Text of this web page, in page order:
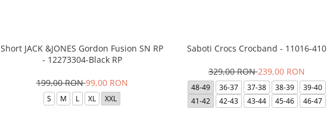
Short JACK &JONES Gordon Fusion SN RP
- 12273304-Black RP
199,00 RON99,00 RON
S M L XL XXL
Saboti Crocs Crocband - 11016-410
329,00 RON239,00 RON
48-49 36-37 37-38 38-39
39-40
41-42
42-43 43-44 45-46 46-47